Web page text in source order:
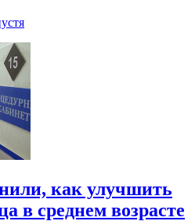
как улучшить
в среднем возрасте